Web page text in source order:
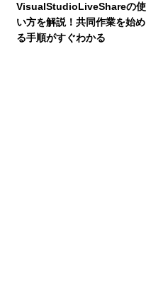
VisualStudioLiveShareの使
い方を解説！共同作業を始め
る手順がすぐわかる